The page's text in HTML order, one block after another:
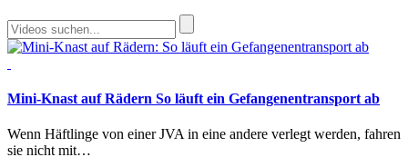
Mini-Knast auf Rädern So läuft ein Gefangenentransport ab
Wenn Häftlinge von einer JVA in eine andere verlegt werden, fahren
sie nicht mit…